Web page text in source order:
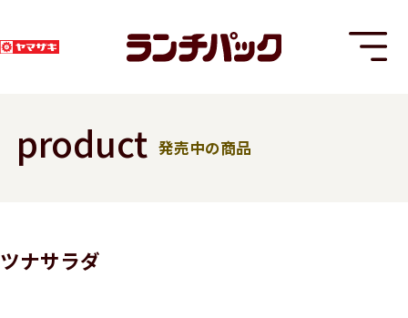
product 発売中の商品
ツナサラダ